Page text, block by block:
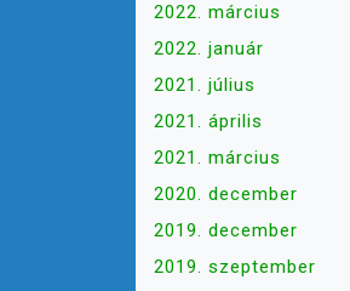
2022. március
2022. január
2021. július
2021. április
2021. március
2020. december
2019. december
2019. szeptember